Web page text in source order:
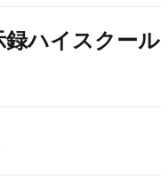
録ハイスクー